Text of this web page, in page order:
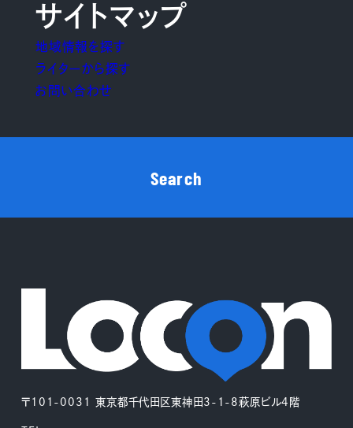
〒101-0031 東京都千代田区東神田3-1-8萩原ビル4階
サイトマップ
地域情報を探す
ライターから探す
お問い合わせ
Search